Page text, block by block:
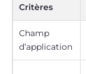
Critères
Champ
d’application